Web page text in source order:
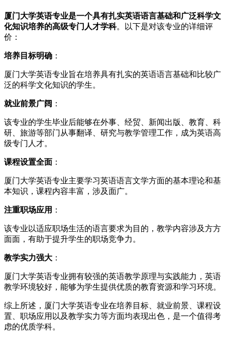
厦门大学英语专业是一个具有扎实英语语言基础和广泛科学文
化知识培养的高级专门人才学科。以下是对该专业的详细评
价：
培养目标明确 ：
厦门大学英语专业旨在培养具有扎实的英语语言基础和比较广
泛的科学文化知识的学生。
就业前景广阔 ：
该专业的学生毕业后能够在外事、经贸、新闻出版、教育、科
研、旅游等部门从事翻译、研究与教学管理工作，成为英语高
级专门人才。
课程设置全面 ：
厦门大学英语专业主要学习英语语言文学方面的基本理论和基
本知识，课程内容丰富，涉及面广。
注重职场应用 ：
该专业以适应职场生活的语言要求为目的，教学内容涉及方方
面面，有助于提升学生的职场竞争力。
教学实力强大 ：
厦门大学英语专业拥有较强的英语教学原理与实践能力，英语
教学环境较好，能够为学生提供优质的教育资源和学习环境。
综上所述，厦门大学英语专业在培养目标、就业前景、课程设
置、职场应用以及教学实力等方面均表现出色，是一个值得考
虑的优质学科。